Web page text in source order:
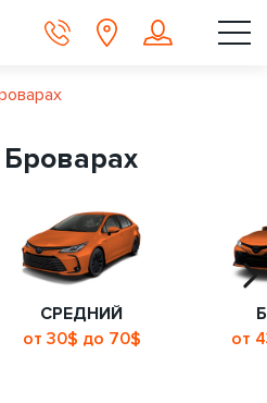
СРЕДНИЙ
от 30$ до 70$
от